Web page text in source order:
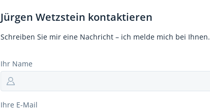
Jürgen Wetzstein kontaktieren
Schreiben Sie mir eine Nachricht – ich melde mich bei Ihnen.
Ihr Name
Ihre E-Mail